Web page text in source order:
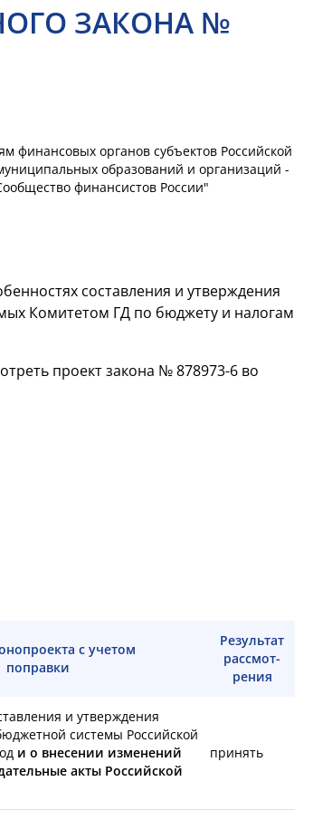
ЗАКОНА №
финансовых органов субъектов Российской
образований и организаций -
финансистов России"
составления и утверждения
Комитетом ГД по бюджету и налогам
проект закона № 878973-6 во
с учетом
поправки
Результат
рассмот-
рения
и утверждения
системы Российской
и о внесении изменений
акты Российской
принять